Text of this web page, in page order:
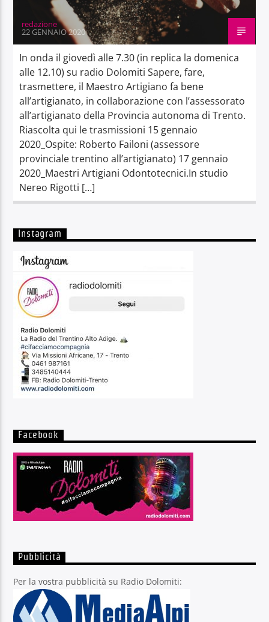
redazione
22 GENNAIO 2020
In onda il giovedì alle 7.30 (in replica la domenica
alle 12.10) su radio Dolomiti Sapere, fare,
trasmettere, il Maestro Artigiano fa bene
all’artigianato, in collaborazione con l’assessorato
all’artigianato della Provincia autonoma di Trento.
Riascolta qui le trasmissioni 15 gennaio
2020_Ospite: Roberto Failoni (assessore
provinciale trentino all’artigianato) 17 gennaio
2020_Maestri Artigiani Odontotecnici.In studio
Nereo Rigotti […]
Instagram
Facebook
Pubblicità
Per la vostra pubblicità su Radio Dolomiti: